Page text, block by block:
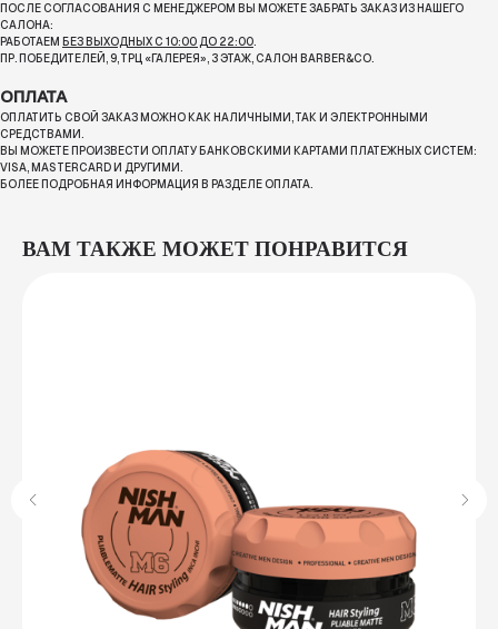
ПОСЛЕ СОГЛАСОВАНИЯ С МЕНЕДЖЕРОМ ВЫ МОЖЕТЕ ЗАБРАТЬ ЗАКАЗ ИЗ НАШЕГО
САЛОНА:
РАБОТАЕМ БЕЗ ВЫХОДНЫХ С 10:00 ДО 22:00.
ПР. ПОБЕДИТЕЛЕЙ, 9, ТРЦ «ГАЛЕРЕЯ», 3 ЭТАЖ, САЛОН BARBER&CO.
ОПЛАТА
ОПЛАТИТЬ СВОЙ ЗАКАЗ МОЖНО КАК НАЛИЧНЫМИ, ТАК И ЭЛЕКТРОННЫМИ
СРЕДСТВАМИ.
ВЫ МОЖЕТЕ ПРОИЗВЕСТИ ОПЛАТУ БАНКОВСКИМИ КАРТАМИ ПЛАТЕЖНЫХ СИСТЕМ:
VISA, MASTERCARD И ДРУГИМИ.
БОЛЕЕ ПОДРОБНАЯ ИНФОРМАЦИЯ В РАЗДЕЛЕ ОПЛАТА.
ВАМ ТАКЖЕ МОЖЕТ ПОНРАВИТСЯ